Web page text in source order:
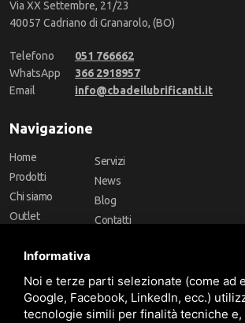
Via XX Settembre, 21/23
40057 Cadriano di Granarolo, (BO)
Telefono
051 766662
WhatsApp
366 2918957
Email
info@cbadeilubrificanti.it
Navigazione
Home
Prodotti
Chi siamo
Outlet
Marchi
Servizi
News
Blog
Contatti
Follow Us
Informativa
Noi e terze parti selezionate (come ad
Google, Facebook, LinkedIn, ecc.)
tecnologie simili per finalità tecniche